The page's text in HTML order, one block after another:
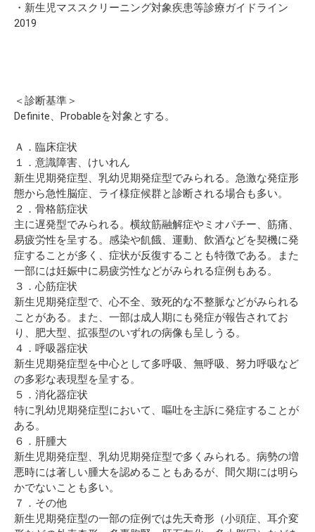
・新生児マススクリーニング対象疾患等診療ガイドライン
2019
＜診断基準＞
Definite、Probableを対象とする。
Ａ．臨床症状
１．意識障害、けいれん
新生児期発症型、乳幼児期発症型でみられる。急激な発症形
態から急性脳症、ライ様症候群と診断される場合も多い。
２．骨格筋症状
主に遅発型でみられる。横紋筋融解症やミオパチー、筋痛、
易疲労性を呈する。感染や飢餓、運動、飲酒などを契機に発
症することが多く、症状が反復することも特徴である。また
一部には妊娠中に易疲労性などがみられる症例もある。
３．心筋症状
新生児期発症型で、心不全、致死的な不整脈などがみられる
ことがある。また、一部は成人期にも発症が報告されてお
り、肥大型、拡張型のいずれの病像も呈しうる。
４．呼吸器症状
新生児期発症型を中心として多呼吸、無呼吸、努力呼吸など
の多彩な表現型を呈する。
５．消化器症状
特に乳幼児期発症型において、嘔吐を主訴に発症することが
ある。
６．肝腫大
新生児期発症型、乳幼児期発症型で多くみられる。病勢の増
悪時には著しい腫大を認めることもあるが、間欠期には明ら
かでないことも多い。
７．その他
新生児期発症型の一部の症例では先天奇形（小頭症、耳介変